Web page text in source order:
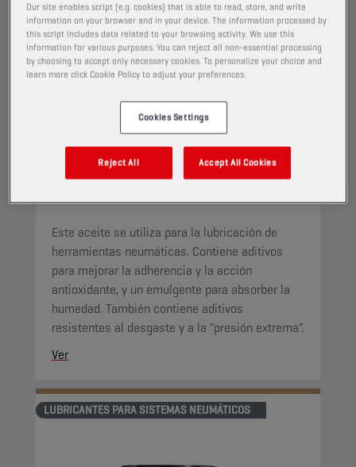
CHAMPIONPNEUMA
ISO 22
PRODUCTO:4522
Este aceite se utiliza para la lubricación de
herramientas neumáticas. Contiene aditivos
para mejorar la adherencia y la acción
antioxidante, y un emulgente para absorber la
humedad. También contiene aditivos
resistentes al desgaste y a la "presión extrema".
Ver
LUBRICANTES PARA SISTEMAS NEUMÁTICOS
Our site enables script (e.g. cookies) that is able to read, store, and write
information on your browser and in your device. The information processed by
this script includes data related to your browsing activity. We use this
information for various purposes. You can reject all non-essential processing
by choosing to accept only necessary cookies. To personalize your choice and
learn more click Cookie Policy to adjust your preferences.
Cookies Settings
Reject All Accept All Cookies